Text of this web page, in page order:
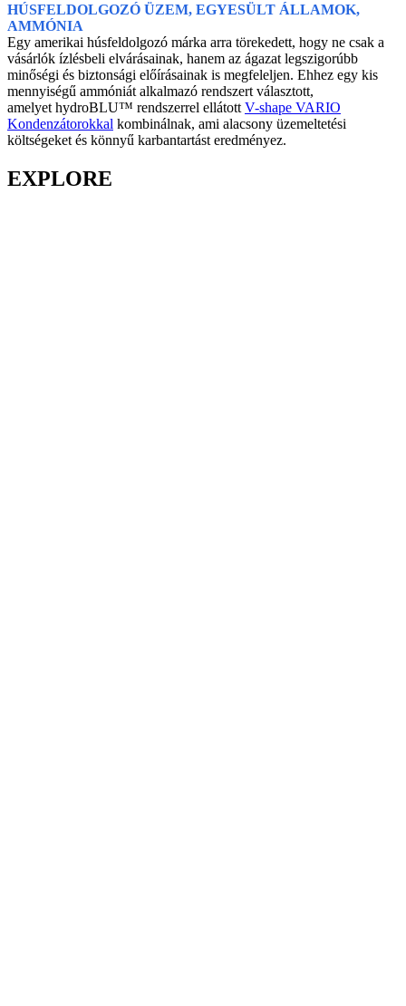
HÚSFELDOLGOZÓ ÜZEM, EGYESÜLT ÁLLAMOK,
AMMÓNIA
Egy amerikai húsfeldolgozó márka arra törekedett, hogy ne csak a
vásárlók ízlésbeli elvárásainak, hanem az ágazat legszigorúbb
minőségi és biztonsági előírásainak is megfeleljen. Ehhez egy kis
mennyiségű ammóniát alkalmazó rendszert választott,
amelyet hydroBLU™ rendszerrel ellátott V-shape VARIO
Kondenzátorokkal kombinálnak, ami alacsony üzemeltetési
költségeket és könnyű karbantartást eredményez.
EXPLORE